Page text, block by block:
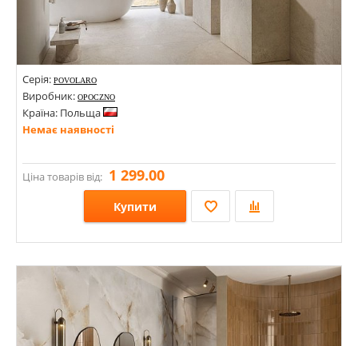
Серія: POVOLARO
Виробник: OPOCZNO
Країна: Польща
Немає наявності
Ціна товарів від: 1 299.00
Купити
Розміри: 598х1198; 598х598;
Стилі: Під камінь;
Кольори: